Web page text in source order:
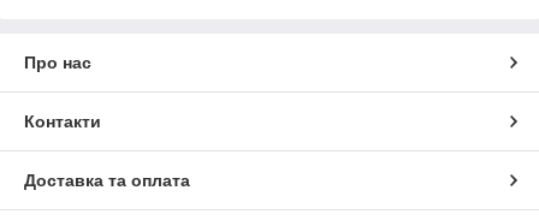
Про нас
Контакти
Доставка та оплата